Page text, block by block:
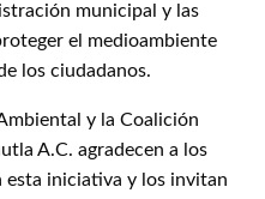
municipal y las
el medioambiente
los ciudadanos.
y la Coalición
A.C. agradecen a los
esta iniciativa y los invitan